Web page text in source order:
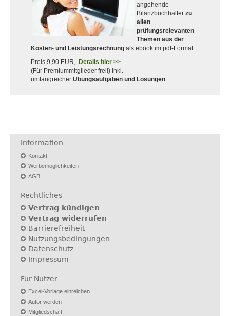
angehende
Bilanzbuchhalter zu
allen
prüfungsrelevanten
Themen aus der
Kosten- und Leistungsrechnung als ebook im pdf-Format.
Preis 9,90 EUR, Details hier >>
(Für Premiummitglieder frei!) Inkl.
umfangreicher Übungsaufgaben und Lösungen.
Information
Kontakt
Werbemöglichkeiten
AGB
Rechtliches
Vertrag kündigen
Vertrag widerrufen
Barrierefreiheit
Nutzungsbedingungen
Datenschutz
Impressum
Für Nutzer
Excel-Vorlage einreichen
Autor werden
Mitgliedschaft